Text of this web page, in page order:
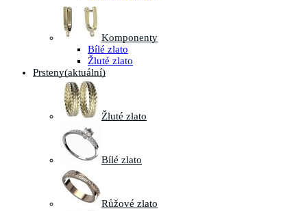
Komponenty
Bílé zlato
Žluté zlato
Prsteny(aktuální)
Žluté zlato
Bílé zlato
Růžové zlato